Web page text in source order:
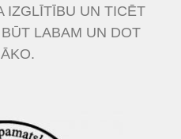
IZGLĪTĪBU UN TICĒT
LABAM UN DOT